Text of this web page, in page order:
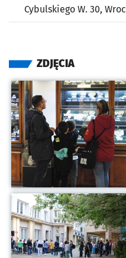
Cybulskiego W. 30,
ZDJĘCIA
Kliknij, aby powiększyć
Kliknij, aby powiększyć